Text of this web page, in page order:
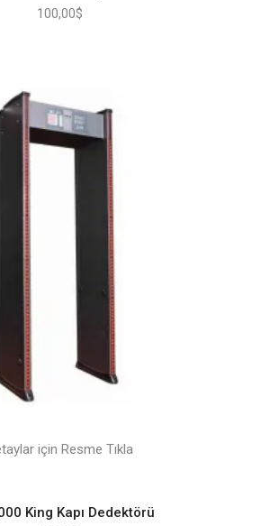
100,00$
için Resme Tıkla
King Kapı Dedektörü